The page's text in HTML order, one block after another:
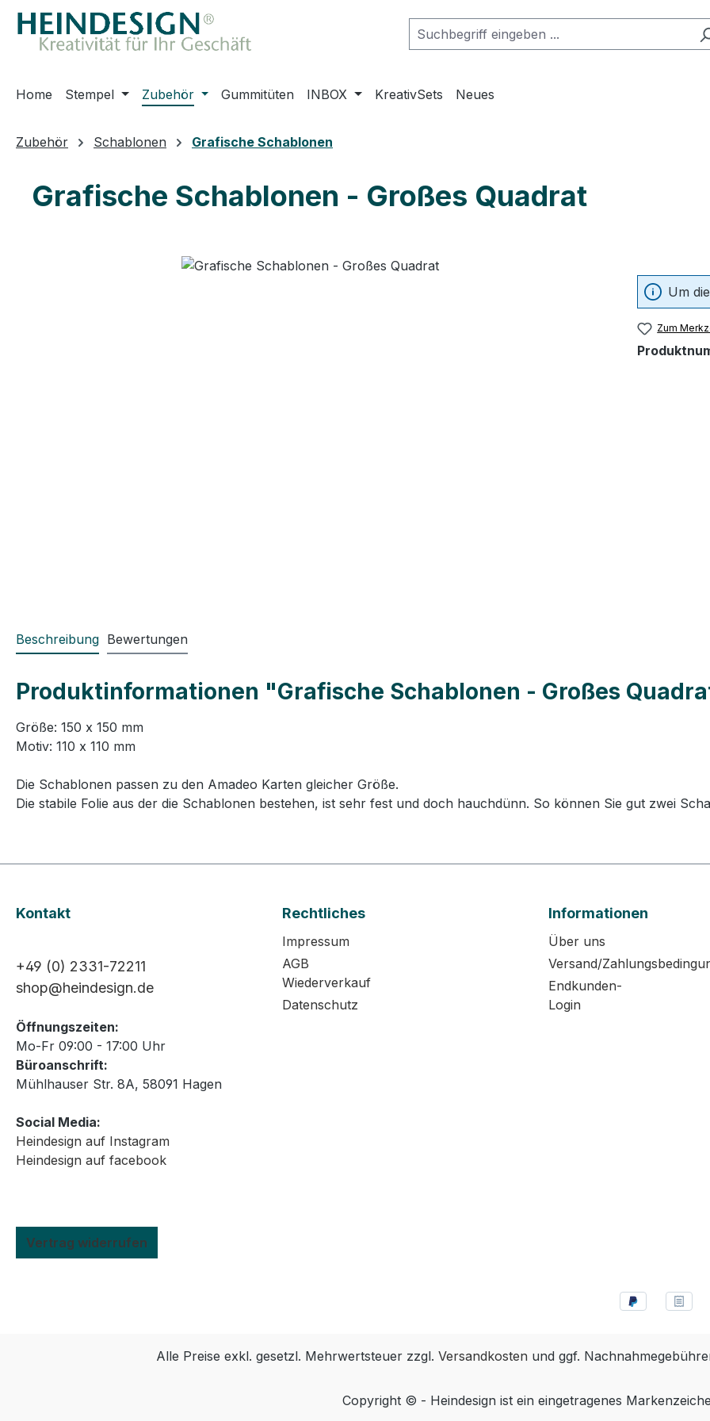
Hauptinhalt springen
Zur Suche springen
Zur Hauptnavigation springen
Home Stempel Zubehör Gummitüten INBOX KreativSets Neues
Zubehör Schablonen Grafische Schablonen
Grafische Schablonen - Großes Quadrat
Um
Zum
Beschreibung Bewertungen
Produktinformationen "Grafische Schablonen - Großes
Größe: 150 x 150 mm
Motiv: 110 x 110 mm
Die Schablonen passen zu den Amadeo Karten gleicher Größe.
Die stabile Folie aus der die Schablonen bestehen, ist sehr fest und doch hauchdünn. So können Sie gut zwei
Kontakt
+49 (0) 2331-72211
shop@heindesign.de
Öffnungszeiten:
Mo-Fr 09:00 - 17:00 Uhr
Büroanschrift:
Mühlhauser Str. 8A, 58091 Hagen
Social Media:
Heindesign auf Instagram
Heindesign auf facebook
Vertrag widerrufen
Rechtliches
Impressum
AGB
Wiederverkauf
Datenschutz
Informationen
Über uns
Versand/
Endkunden-
Login
Alle Preise exkl. gesetzl. Mehrwertsteuer zzgl. Versandkosten und ggf.
Copyright © - Heindesign ist ein eingetragenes